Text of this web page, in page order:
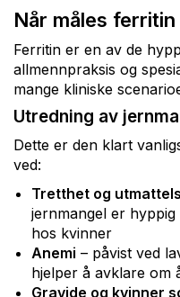
Når måles ferritin
Ferritin er en av de
allmennpraksis og
mange kliniske
Utredning av
Dette er den klart
ved:
Tretthet og
jernmangel er
hos kvinner
Anemi – påvist ved
hjelper å avklare om
Gravide og kvinner